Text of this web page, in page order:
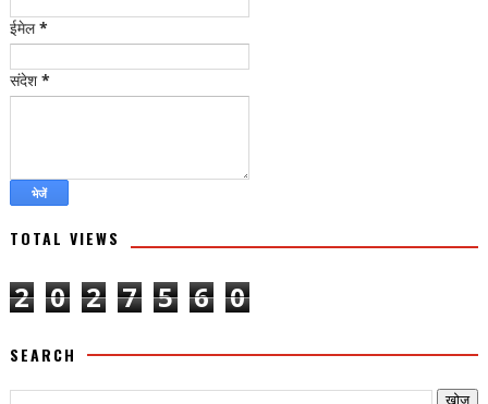
ईमेल*
संदेश *
TOTAL VIEWS
2 0 2 7 5 6 0
SEARCH